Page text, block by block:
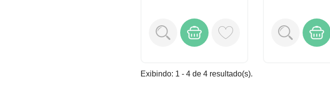
Exibindo: 1 - 4 de 4 resultado(s).